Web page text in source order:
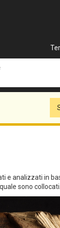
e analizzati in
sono collocati.